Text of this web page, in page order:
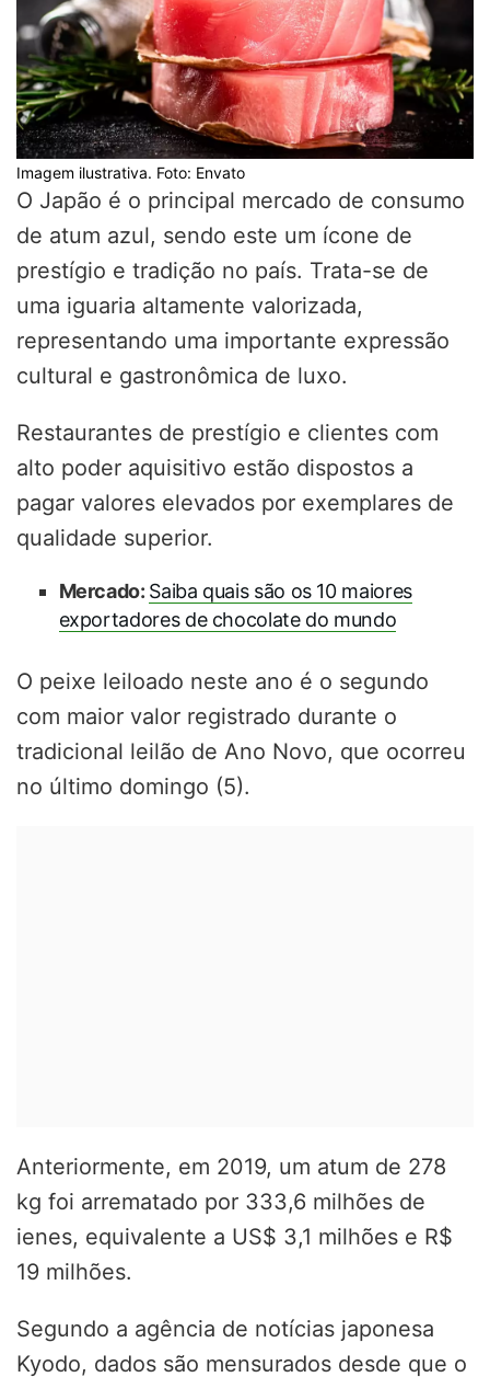
Imagem ilustrativa. Foto: Envato
O Japão é o principal mercado de consumo
de atum azul, sendo este um ícone de
prestígio e tradição no país. Trata-se de
uma iguaria altamente valorizada,
representando uma importante expressão
cultural e gastronômica de luxo.
Restaurantes de prestígio e clientes com
alto poder aquisitivo estão dispostos a
pagar valores elevados por exemplares de
qualidade superior.
Mercado: Saiba quais são os 10 maiores
exportadores de chocolate do mundo
O peixe leiloado neste ano é o segundo
com maior valor registrado durante o
tradicional leilão de Ano Novo, que ocorreu
no último domingo (5).
Anteriormente, em 2019, um atum de 278
kg foi arrematado por 333,6 milhões de
ienes, equivalente a US$ 3,1 milhões e R$
19 milhões.
Segundo a agência de notícias japonesa
Kyodo, dados são mensurados desde que o